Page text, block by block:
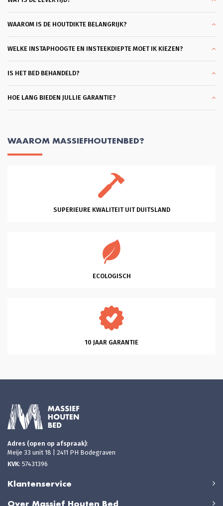
heel mooi bed Bergen. Bodems ook
gebracht konden worden omdat ik al
een matras had. Wat ben ik hier blij
professionele hulp en vriendelijkheid
en klantgerichtheid, eentje die ik
met je mooie bedrijf!
WAAROM IS DE HOUTDIKTE BELANGRIJK?
WELKE INSTAPHOOGTE EN INSTEEKDIEPTE MOET IK KIEZEN?
IS HET BED BEHANDELD?
HOE LANG BIEDEN JULLIE GARANTIE?
WAAROM MASSIEFHOUTENBED?
SUPERIEURE KWALITEIT UIT DUITSLAND
ECOLOGISCH
10 JAAR GARANTIE
Adres (open op afspraak):
Meije 33 unit 18 | 2411 PH Bodegraven
KVK: 57431396
Klantenservice
Over Massief Houten Bed